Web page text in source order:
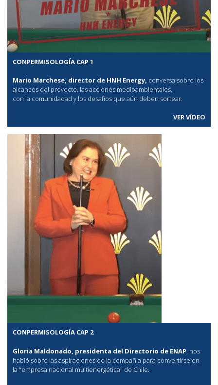
CONPERMISOLOGÍA CAP 1
Mario Marchese, director de HNH Energy, conversa sobre los
alcances del proyecto, las acciones medioambientales,
con la comunidadad y los desafíos que aún deben sortear.
VER VÍDEO
CONPERMISOLOGÍA CAP 2
Gloria Maldonado, presidenta del Directorio de ENAP, nos
habló sobre las aspiraciones de la compañía para convertirse en
la "empresa nacional multienergética" de Chile.